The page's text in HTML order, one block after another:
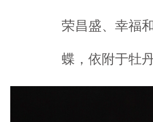
荣昌盛、幸福
蝶，依附于牡